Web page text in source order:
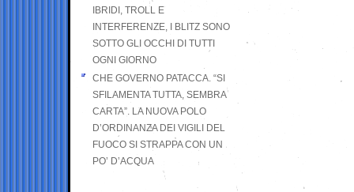
IBRIDI, TROLL E
INTERFERENZE, I BLITZ SONO
SOTTO GLI OCCHI DI TUTTI
OGNI GIORNO
CHE GOVERNO PATACCA. “SI
SFILAMENTA TUTTA, SEMBRA
CARTA”. LA NUOVA POLO
D’ORDINANZA DEI VIGILI DEL
FUOCO SI STRAPPA CON UN
PO’ D’ACQUA